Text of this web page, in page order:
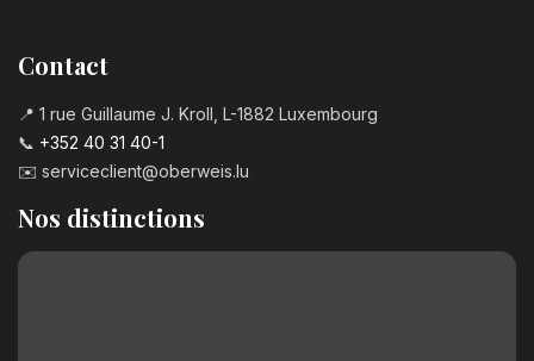
Contact
📍 1 rue Guillaume J. Kroll, L-1882 Luxembourg
📞 +352 40 31 40-1
✉️ serviceclient@oberweis.lu
Nos distinctions